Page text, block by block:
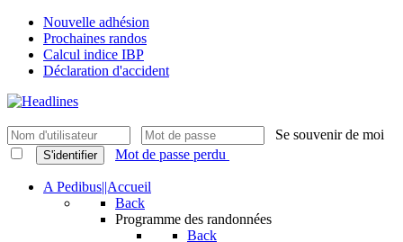
Nouvelle adhésion
Prochaines randos
Calcul indice IBP
Déclaration d'accident
Se souvenir de moi
S'identifier Mot de passe perdu
A Pedibus||Accueil
Back
Programme des randonnées
Back